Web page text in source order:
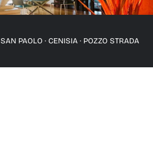
SAN PAOLO · CENISIA · POZZO STRADA